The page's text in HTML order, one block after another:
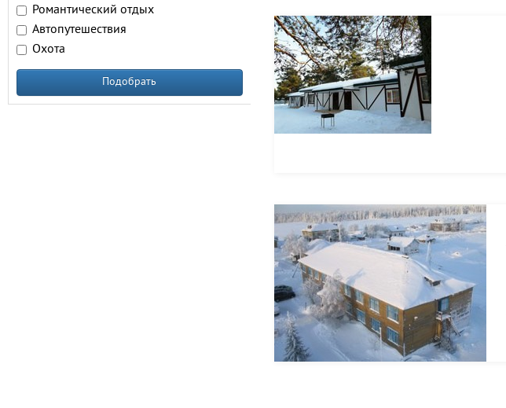
Романтический отдых
Автопутешествия
Охота
Подобрать